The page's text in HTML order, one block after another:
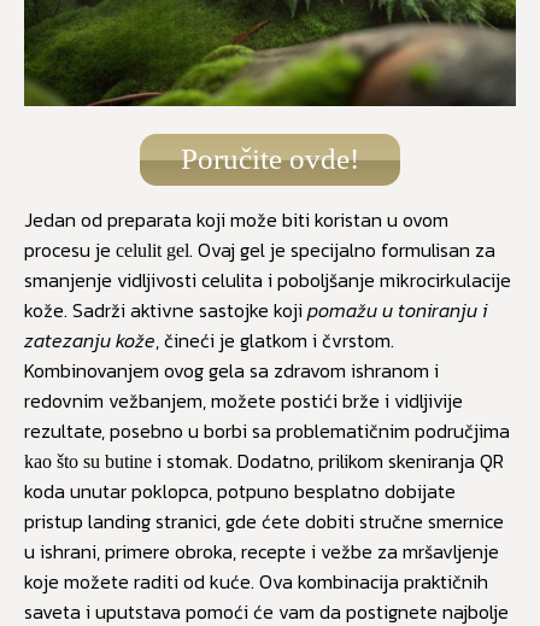
Poručite ovde!
Jedan od preparata koji može biti koristan u ovom
procesu je celulit gel. Ovaj gel je specijalno formulisan za
smanjenje vidljivosti celulita i poboljšanje mikrocirkulacije
kože. Sadrži aktivne sastojke koji pomažu u toniranju i
zatezanju kože, čineći je glatkom i čvrstom.
Kombinovanjem ovog gela sa zdravom ishranom i
redovnim vežbanjem, možete postići brže i vidljivije
rezultate, posebno u borbi sa problematičnim područjima
kao što su butine i stomak. Dodatno, prilikom skeniranja QR
koda unutar poklopca, potpuno besplatno dobijate
pristup landing stranici, gde ćete dobiti stručne smernice
u ishrani, primere obroka, recepte i vežbe za mršavljenje
koje možete raditi od kuće. Ova kombinacija praktičnih
saveta i uputstava pomoći će vam da postignete najbolje